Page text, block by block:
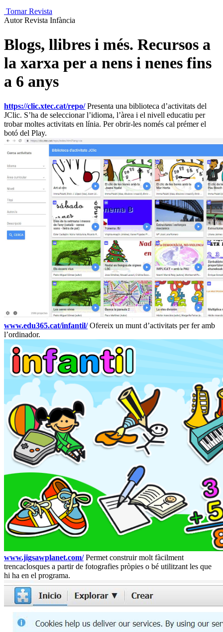
Tornar Revista
Autor Revista Infància
Blogs, llibres i més. Recursos a
la xarxa per a nens i nenes fins
a 6 anys
https://clic.xtec.cat/repo/Presenta una biblioteca d’activitats del
JClic. S’ha de seleccionar l’idioma, l’àrea i el nivell educatiu per
trobar moltes activitats en línia. Per obrir-les només cal prémer el
botó del Play.
www.edu365.cat/infantil/Ofereix un munt d’activitats per fer amb
l’ordinador.
www.jigsawplanet.com/Permet construir molt fàcilment
trencaclosques a partir de fotografies pròpies o bé utilitzant les que
hi ha en el programa.